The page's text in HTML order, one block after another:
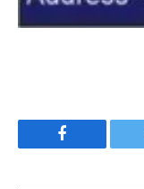
Facebook